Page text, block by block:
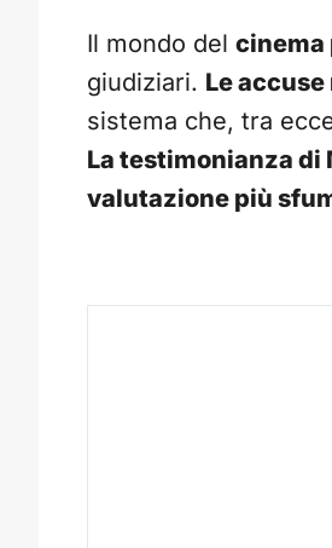
Il mondo del cinema
giudiziari. Le
sistema che, tra
La testimonianza di
valutazione più